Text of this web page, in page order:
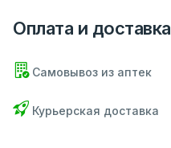
Оплата и доставка
Самовывоз из аптек
Курьерская доставка